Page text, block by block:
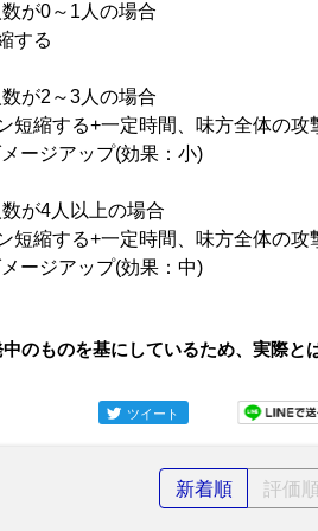
が0～1人の場合
する
が2～3人の場合
短縮する+一定時間、味方全体の攻
ージアップ(効果：小)
が4人以上の場合
短縮する+一定時間、味方全体の攻
ージアップ(効果：中)
のものを基にしているため、実際と
ツイート
新着順 評価順